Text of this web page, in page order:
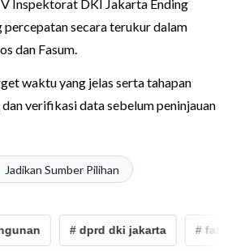
Inspektorat DKI Jakarta Ending
percepatan secara terukur dalam
dan Fasum.
waktu yang jelas serta tahapan
verifikasi data sebelum peninjauan
Jadikan Sumber Pilihan
# dprd dki jakarta #